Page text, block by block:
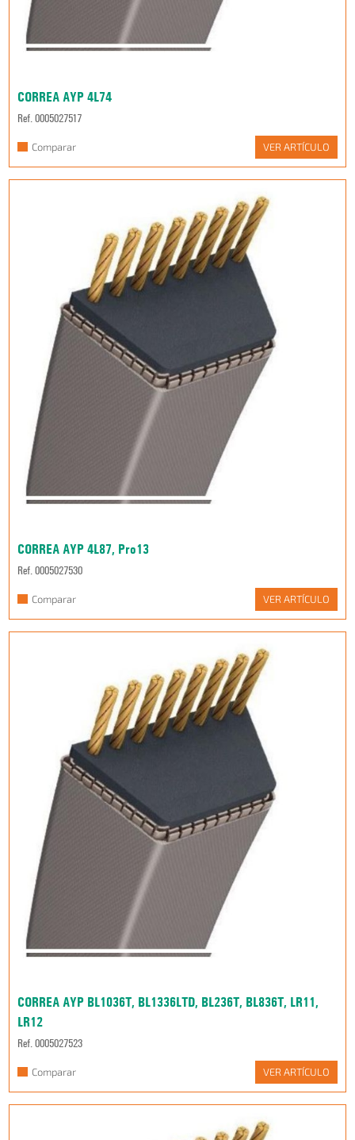
CORREA AYP 4L74
Ref. 0005027517
Comparar VER ARTÍCULO
CORREA AYP 4L87, Pro13
Ref. 0005027530
Comparar VER ARTÍCULO
CORREA AYP BL1036T, BL1336LTD, BL236T, BL836T, LR11,
LR12
Ref. 0005027523
Comparar VER ARTÍCULO